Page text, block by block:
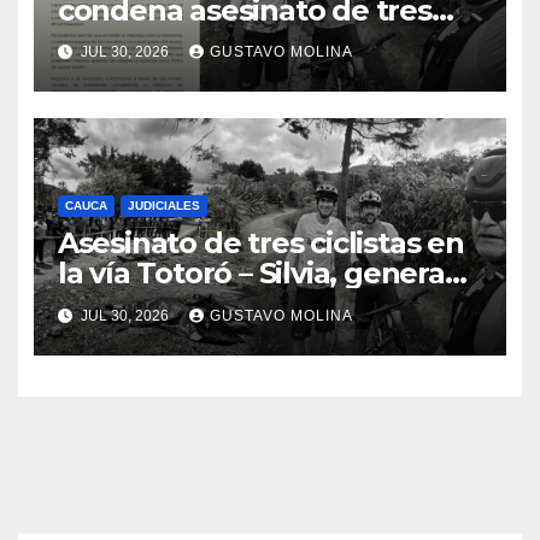
condena asesinato de tres
ciudadanos y exige medidas
urgentes al Gobierno
Nacional
JUL 30, 2026 GUSTAVO MOLINA
CAUCA JUDICIALES
Asesinato de tres ciclistas en
la vía Totoró – Silvia, genera
consternación en el Cauca
JUL 30, 2026 GUSTAVO MOLINA